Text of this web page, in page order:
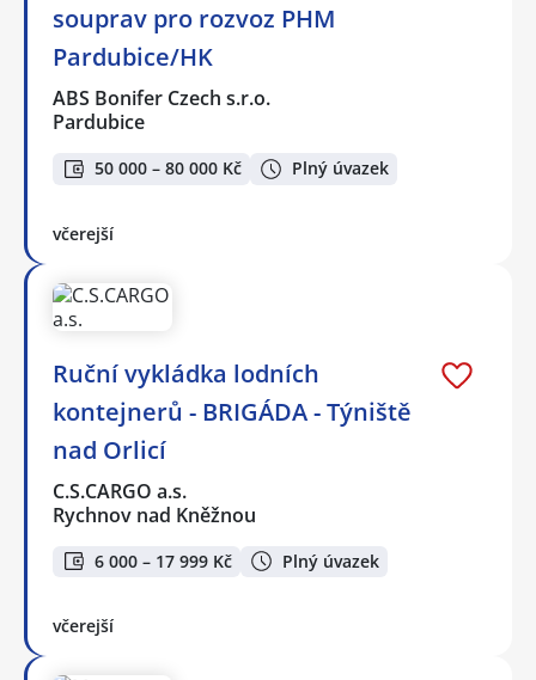
souprav pro rozvoz PHM
Pardubice/HK
ABS Bonifer Czech s.r.o.
Pardubice
50 000 – 80 000 Kč Plný úvazek
včerejší
Ruční vykládka lodních
kontejnerů - BRIGÁDA - Týniště
nad Orlicí
C.S.CARGO a.s.
Rychnov nad Kněžnou
6 000 – 17 999 Kč Plný úvazek
včerejší